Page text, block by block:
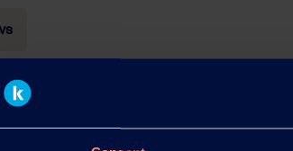
ル®> <エクセバール®> 包装袋仕
清栄のこととお慶び申し上げます。平素は